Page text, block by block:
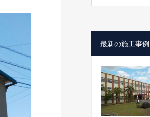
最新の施工事例